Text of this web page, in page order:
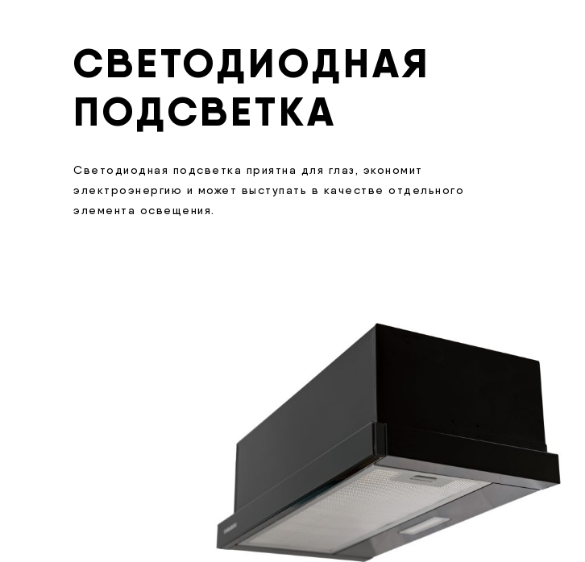
СВЕТОДИОДНАЯ
ПОДСВЕТКА
Светодиодная подсветка приятна для глаз, экономит
электроэнергию и может выступать в качестве отдельного
элемента освещения.